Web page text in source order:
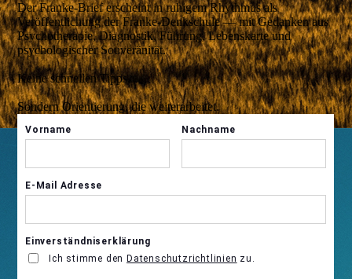
Der Franke-Brief erscheint in ruhigem Rhythmus als
Veröffentlichung der Franke-Denkschule — mit Gedanken aus
Psychotherapie, Diagnostik, Führung, Lebenskarte und
psychologischer Souveränität.
Keine schnellen Tipps.
Sondern Orientierung, die weiterarbeitet.